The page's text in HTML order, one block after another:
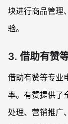
块进行商品管理
验。
3. 借助有赞
借助有赞等专业
率。有赞提供了
处理、营销推广